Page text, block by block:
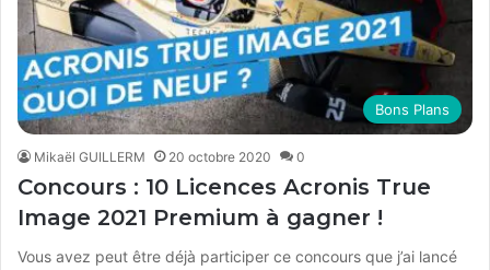
Bons Plans
Mikaël GUILLERM 20 octobre 2020 0
Concours : 10 Licences Acronis True
Image 2021 Premium à gagner !
Vous avez peut être déjà participer ce concours que j’ai lancé